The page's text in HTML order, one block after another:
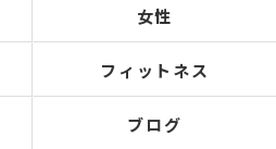
女性
フィットネス
ブログ